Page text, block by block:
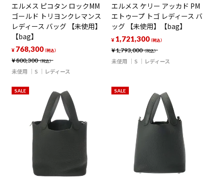
エルメス ピコタン ロックMM
ゴールド トリヨンクレマンス
レディース バッグ 【未使用】
【bag】
¥800,300（税込）
¥ 768,300（税込）
未使用 S レディース
エルメス ケリー アッカド PM
エトゥープ トゴ レディース バ
ッグ 【未使用】【bag】
¥1,793,000（税込）
¥ 1,721,300（税込）
未使用 S レディース
SALE SALE